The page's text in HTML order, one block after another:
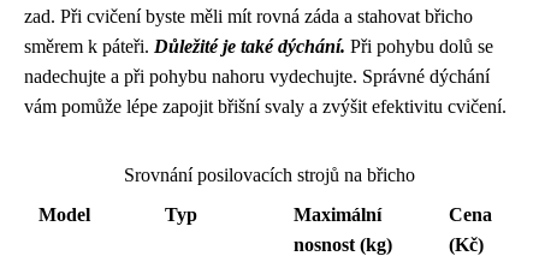
zad. Při cvičení byste měli mít rovná záda a stahovat břicho
směrem k páteři. Důležité je také dýchání. Při pohybu dolů se
nadechujte a při pohybu nahoru vydechujte. Správné dýchání
vám pomůže lépe zapojit břišní svaly a zvýšit efektivitu cvičení.
Srovnání posilovacích strojů na břicho
Model
Typ
Maximální
nosnost (kg)
Cena
(Kč)